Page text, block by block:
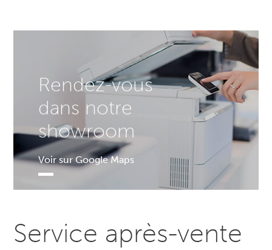
Rendez-vous
dans notre
showroom
Voir sur Google Maps
Service après-vente